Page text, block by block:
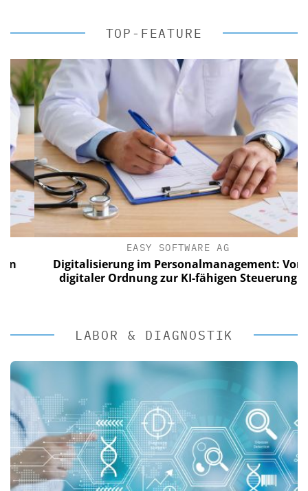
TOP-FEATURE
EASY SOFTWARE AG
Digitalisierung im Personalmanagement: Von
digitaler Ordnung zur KI-fähigen Steuerung
LABOR & DIAGNOSTIK